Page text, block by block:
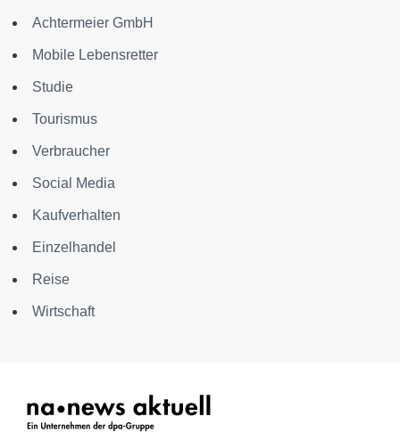
Achtermeier GmbH
Mobile Lebensretter
Studie
Tourismus
Verbraucher
Social Media
Kaufverhalten
Einzelhandel
Reise
Wirtschaft